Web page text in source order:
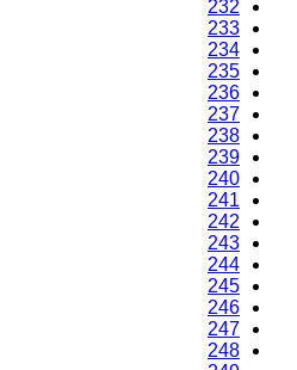
232
233
234
235
236
237
238
239
240
241
242
243
244
245
246
247
248